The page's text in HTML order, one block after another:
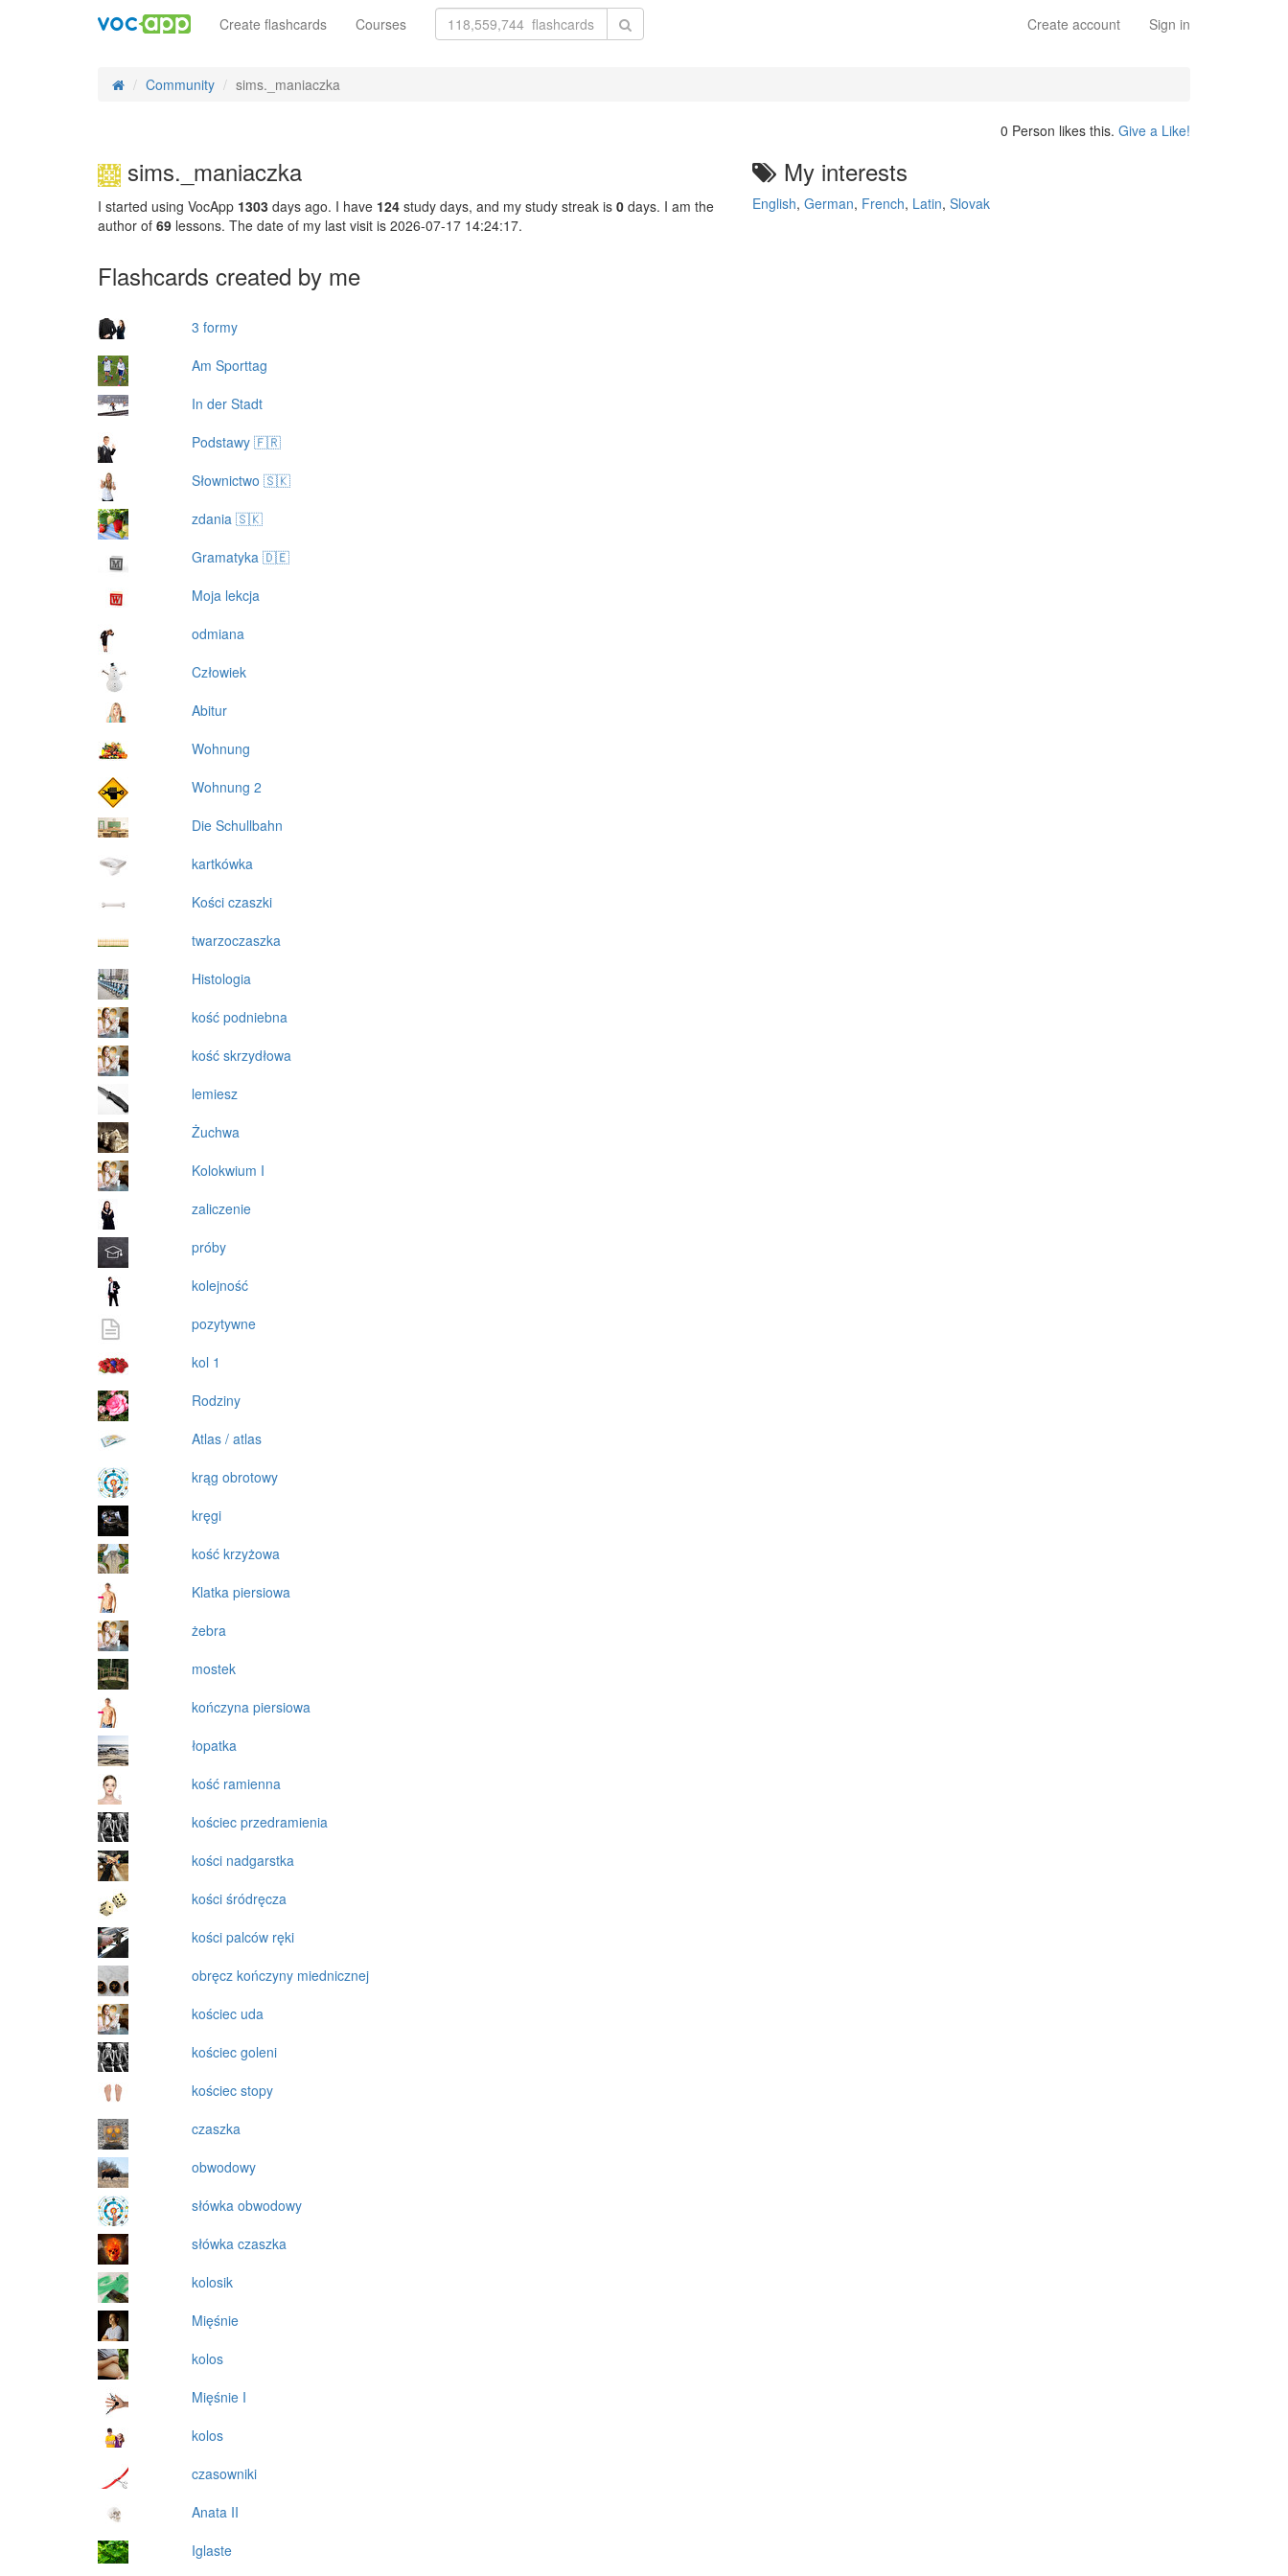
Create account Sign in
Create flashcards Courses
Community sims._maniaczka
0 Person likes this. Give a Like!
sims._maniaczka
I started using VocApp 1303 days ago. I have 124 study days, and my study streak is 0 days. I am the
author of 69 lessons. The date of my last visit is 2026-07-17 14:24:17.
My interests
English, German, French, Latin, Slovak
Flashcards created by me
3 formy
Am Sporttag
In der Stadt
Podstawy 🇫🇷
Słownictwo 🇸🇰
zdania 🇸🇰
Gramatyka 🇩🇪
Moja lekcja
odmiana
Człowiek
Abitur
Wohnung
Wohnung 2
Die Schullbahn
kartkówka
Kości czaszki
twarzoczaszka
Histologia
kość podniebna
kość skrzydłowa
lemiesz
Żuchwa
Kolokwium I
zaliczenie
próby
kolejność
pozytywne
kol 1
Rodziny
Atlas / atlas
krąg obrotowy
kręgi
kość krzyżowa
Klatka piersiowa
żebra
mostek
kończyna piersiowa
łopatka
kość ramienna
kościec przedramienia
kości nadgarstka
kości śródręcza
kości palców ręki
obręcz kończyny miednicznej
kościec uda
kościec goleni
kościec stopy
czaszka
obwodowy
słówka obwodowy
słówka czaszka
kolosik
Mięśnie
kolos
Mięśnie I
kolos
czasowniki
Anata II
Iglaste